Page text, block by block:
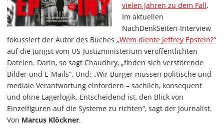
vielen Jahren zu dem Fall.
Im aktuellen
NachDenkSeiten-Interview
fokussiert der Autor des Buches „Wem diente Jeffrey Epstein?“
auf die jüngst vom US-Justizministerium veröffentlichten
Dateien. Darin, so sagt Chaudhry, „finden sich verstörende
Bilder und E-Mails“. Und: „Wir Bürger müssen politische und
mediale Verantwortung einfordern – sachlich, konsequent
und ohne Lagerlogik. Entscheidend ist, den Blick von
Einzelfiguren auf die Systeme zu richten“, sagt der Journalist.
Von Marcus Klöckner.